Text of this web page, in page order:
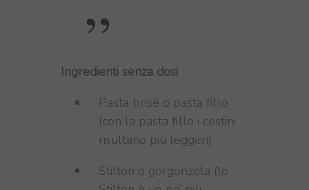
Ingredienti senza dosi
Pasta brisè o pasta fillo
(con la pasta fillo i cestini
risultano più leggeri)
Stilton o gorgonzola (lo